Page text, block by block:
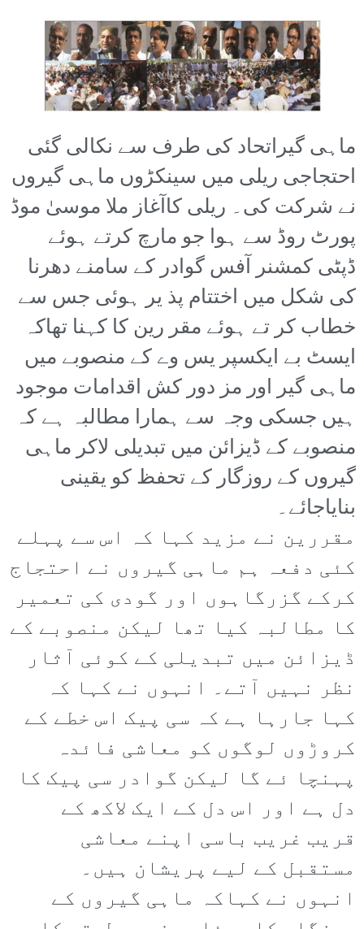
ماہی گیراتحاد کی طرف سے نکالی گئی
احتجاجی ریلی میں سینکڑوں ماہی گیروں
نے شرکت کی۔ ریلی کاآغاز ملا موسیٰ موڈ
پورٹ روڈ سے ہوا جو مارچ کرتے ہوئے
ڈپٹی کمشنر آفس گوادر کے سامنے دھرنا
کی شکل میں اختتام پذ یر ہوئی جس سے
خطاب کر تے ہوئے مقر رین کا کہنا تھاکہ
ایسٹ بے ایکسپر یس وے کے منصوبے میں
ماہی گیر اور مز دور کش اقدامات موجود
ہیں جسکی وجہ سے ہمارا مطالبہ ہے کہ
منصوبے کے ڈیزائن میں تبدیلی لاکر ماہی
گیروں کے روزگار کے تحفظ کو یقینی
بنایاجائے۔
مقررین نے مزید کہا کہ اس سے پہلے
کئی دفعہ ہم ماہی گیروں نے احتجاج
کرکے گزرگاہوں اور گودی کی تعمیر
کا مطالبہ کیا تھا لیکن منصوبے کے
ڈیزائن میں تبدیلی کے کوئی آثار
نظر نہیں آتے۔ انہوں نے کہا کہ
کہا جارہا ہے کہ سی پیک اس خطے کے
کروڑوں لوگوں کو معاشی فائدہ
پہنچا ئے گا لیکن گوادر سی پیک کا
دل ہے اور اس دل کے ایک لاکھ کے
قریب غریب باسی اپنے معاشی
مستقبل کے لیے پریشان ہیں۔
انہوں نے کہاکہ ماہی گیروں کے